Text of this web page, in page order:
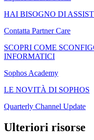
HAI BISOGNO DI
Contatta Partner Care
SCOPRI COME
INFORMATICI
Sophos Academy
LE NOVITÀ DI SOPHOS
Quarterly Channel Update
Ulteriori risorse